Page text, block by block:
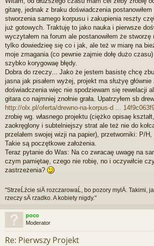
e
p
r
z
c
z
y
t
a
y
p
o
s
t
gitarę, jednak z braku doświadczenia
stworzenia samego korpusu i zakupienia reszty
już gotowych. Traktuję to jako nauka i pierwsze
wyczytałem na forum ale postanowiłem że
tylko dowiedzieę się co i jak, ale też w miarę na
moje zmagania (co pewnie zajmie dołę dużo
szybko korygowaę błędy.
Dobra do rzeczy... Jako że jestem basistę chcę
jasna jak pisałem wyżej, projekt ma służyę głównie
doświadczenia więc nie spodziewam się rewelacji
gitara co najmniej znołnie grała. Upatrzyłem sb
http://olx.pl/oferta/drewno-na-korpus-d ...
zrobię wg. własnego projektu (ciężko opisaę
zaokręglony i subtelniejszy strat ale też nie do
przelałem swojej wizji na papier), przetworniki: P/
Takie są poczętkowe założenia.
Teraz pytanie do Was: Na co zwracaę uwagę na
czym pamiętaę, czego nie robię, no i oczywiłcie
zastrzeżenia?
"StrzeĹźcie siÄ rozczarowaĹ, bo pozory mylÄ. Takimi,
rzeczy sÄ rzadko. A kobiety nigdy."
poco
Moderator
Re: Pierwszy Projekt